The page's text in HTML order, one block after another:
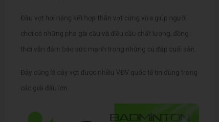
Đầu vợt hơi nặng kết hợp thân vợt cứng vừa giúp người
chơi có những pha gài cầu và điều cầu chất lượng, đồng
thời vẫn đảm bảo sức mạnh trong những cú đập cuối sân.
Đây cũng là cây vợt được nhiều VĐV quốc tế tin dùng trong
các giải đấu lớn.